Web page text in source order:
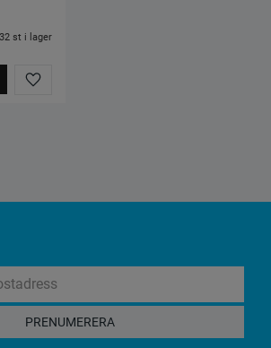
Lägg till i favoriter
32 st i lager
PRENUMERERA